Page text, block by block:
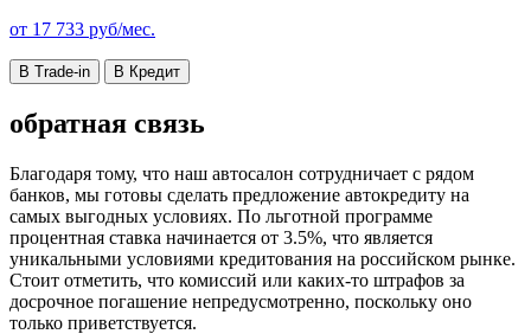
от 17 733 руб/мес.
В Trade-in В Кредит
обратная связь
Благодаря тому, что наш автосалон сотрудничает с рядом
банков, мы готовы сделать предложение автокредиту на
самых выгодных условиях. По льготной программе
процентная ставка начинается от 3.5%, что является
уникальными условиями кредитования на российском рынке.
Стоит отметить, что комиссий или каких-то штрафов за
досрочное погашение непредусмотренно, поскольку оно
только приветствуется.